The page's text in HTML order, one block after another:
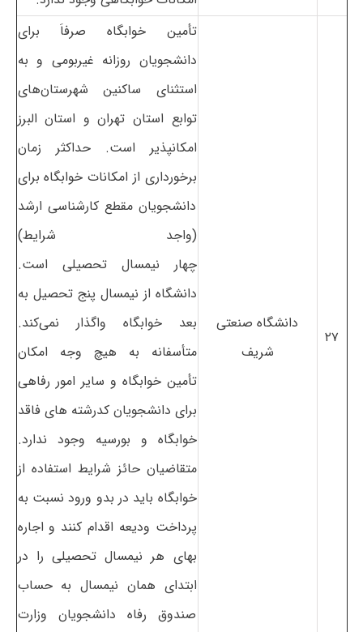
۲۷
دانشگاه صنعتی
شریف
تأمین خوابگاه صرفاَ برای
دانشجویان روزانه غیربومی و به
استثنای ساکنین شهرستان‌های
توابع استان تهران و استان البرز
امکانپذیر است. حداکثر زمان
برخورداری از امکانات خوابگاه برای
دانشجویان مقطع کارشناسی ارشد
(واجد شرایط)
چهار نیمسال تحصیلی است.
دانشگاه از نیمسال پنج تحصیل به
بعد خوابگاه واگذار نمی‌کند.
متأسفانه به هیچ وجه امکان
تأمین خوابگاه و سایر امور رفاهی
برای دانشجویان کدرشته های فاقد
خوابگاه و بورسیه وجود ندارد.
متقاضیان حائز شرایط استفاده از
خوابگاه باید در بدو ورود نسبت به
پرداخت ودیعه اقدام کنند و اجاره
بهای هر نیمسال تحصیلی را در
ابتدای همان نیمسال به حساب
صندوق رفاه دانشجویان وزارت